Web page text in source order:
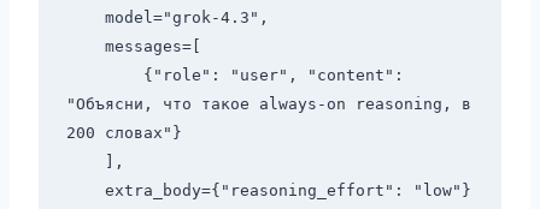
"Объясни, что такое always-on reasoning, в
200 словах"}